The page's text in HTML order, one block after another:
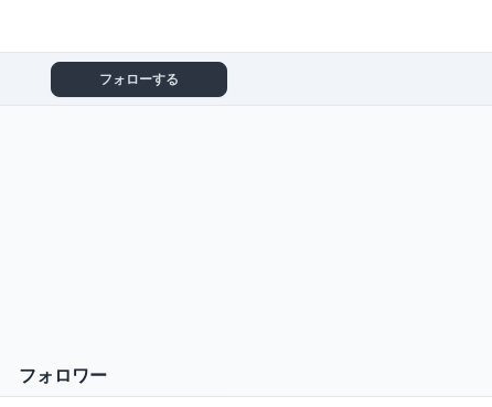
フォローする
フォロワー